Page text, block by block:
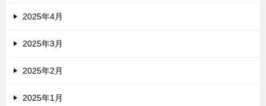
2025年4月
2025年3月
2025年2月
2025年1月